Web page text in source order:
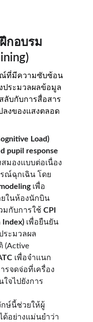
กอบรม
ณ์ที่มีความซับซ้อน
ประมวลผลข้อมูล
ลับกับการสื่อสาร
งของแสงตลอด
Load)
pupil response
มองแบบต่อเนื่อง
ณ์ฉุกเฉิน โดย
เพื่อ
ยในห้องนักบิน
มกับการใช้ CPI
Index) เพื่อยืนยัน
ระมวลผล
(Active
เพื่อจำแนก
รจดจ่อที่เครื่อง
จไปยังการ
กษ์นี้ช่วยให้ผู้
อย่างแม่นยำว่า